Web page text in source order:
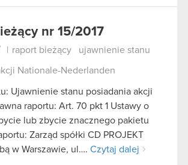
nr 15/2017
raport bieżący ujawnienie stanu
Nationale-Nederlanden
Ujawnienie stanu posiadania akcji
raportu: Art. 70 pkt 1 Ustawy o
lub zbycie znacznego pakietu
Zarząd spółki CD PROJEKT
w Warszawie, ul…. Czytaj dalej